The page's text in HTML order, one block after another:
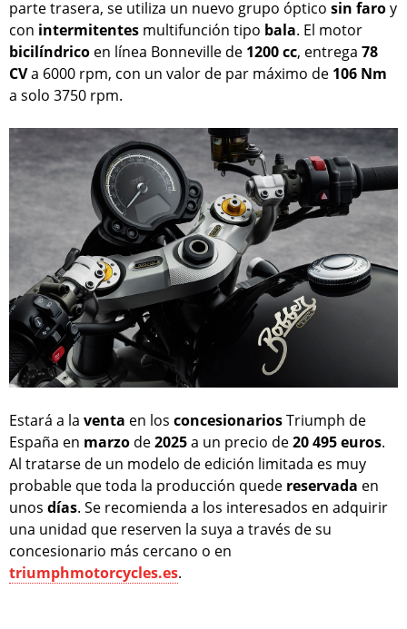
parte trasera, se utiliza un nuevo grupo óptico sin faroy
con intermitentes multifunción tipo bala. El motor
bicilíndrico en línea Bonneville de 1200 cc, entrega 78
CVa 6000 rpm, con un valor de par máximo de 106 Nm
a solo 3750 rpm.
Estará a la venta en los concesionariosTriumph de
España en marzo de2025a un precio de20 495 euros.
Al tratarse de un modelo de edición limitada es muy
probable que toda la producción quede reservada en
unos días. Se recomienda a los interesados en adquirir
una unidad que reserven la suya a través de su
concesionario más cercano o en
triumphmotorcycles.es.